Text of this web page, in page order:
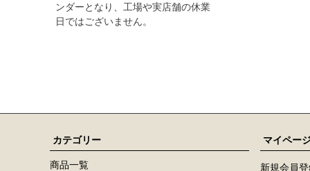
ンダーとなり、工場や実店舗の休業
日ではございません。
カテゴリー
商品一覧
マイペー
新規会員